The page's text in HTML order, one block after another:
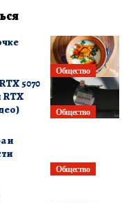
Общество
Общество
5070
RTX
Общество
и